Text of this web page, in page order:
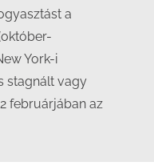
a
York-i
stagnált vagy
februárjában az